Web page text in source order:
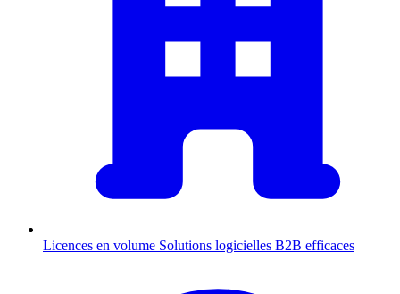
Licences en volume Solutions logicielles B2B efficaces